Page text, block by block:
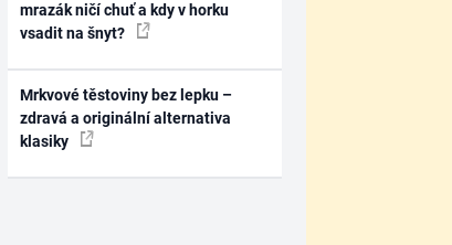
mrazák ničí chuť a kdy v horku
vsadit na šnyt?
Mrkvové těstoviny bez lepku –
zdravá a originální alternativa
klasiky